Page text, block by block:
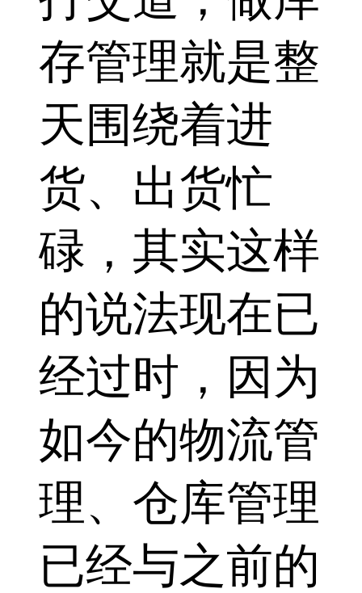
存管理就是整
天围绕着进
货、出货忙
碌，其实这样
的说法现在已
经过时，因为
如今的物流管
理、仓库管理
已经与之前的